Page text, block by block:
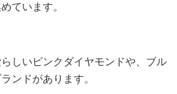
ています。
しいピンクダイヤモンドや、ブル
ンドがあります。